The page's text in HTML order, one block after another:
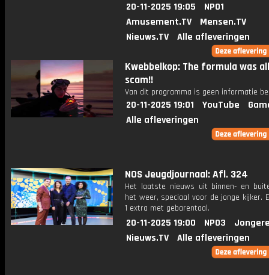
20-11-2025 19:05
NPO1
Amusement.TV
Mensen.TV
Nieuws.TV
Alle afleveringen
Kwebbelkop: The formula was
scam!!
Van dit programma is geen informatie
20-11-2025 19:01 YouTube
Alle afleveringen
NOS Jeugdjournaal: Afl. 324
Het laatste nieuws uit binnen- en
het weer, speciaal voor de jonge kijker.
1 extra met gebarentaal.
20-11-2025 19:00 NPO3
Nieuws.TV
Alle afleveringen